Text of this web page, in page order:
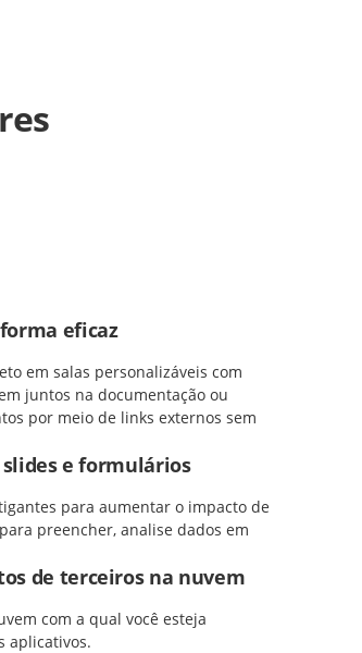
eficaz
em salas personalizáveis com
juntos na documentação ou
por meio de links externos sem
e formulários
para aumentar o impacto de
preencher, analise dados em
de terceiros na nuvem
com a qual você esteja
aplicativos.